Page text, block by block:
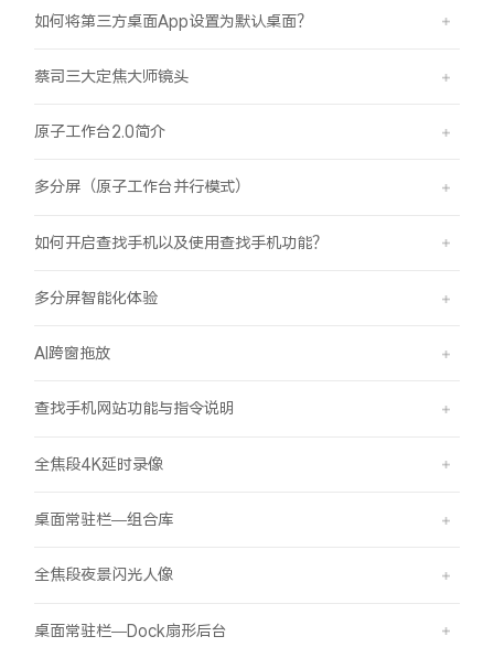
如何将第三方桌面App设置为默认桌面？
蔡司三大定焦大师镜头
原子工作台2.0简介
多分屏（原子工作台并行模式）
如何开启查找手机以及使用查找手机功能？
多分屏智能化体验
AI跨窗拖放
查找手机网站功能与指令说明
全焦段4K延时录像
桌面常驻栏—组合库
全焦段夜景闪光人像
桌面常驻栏—Dock扇形后台